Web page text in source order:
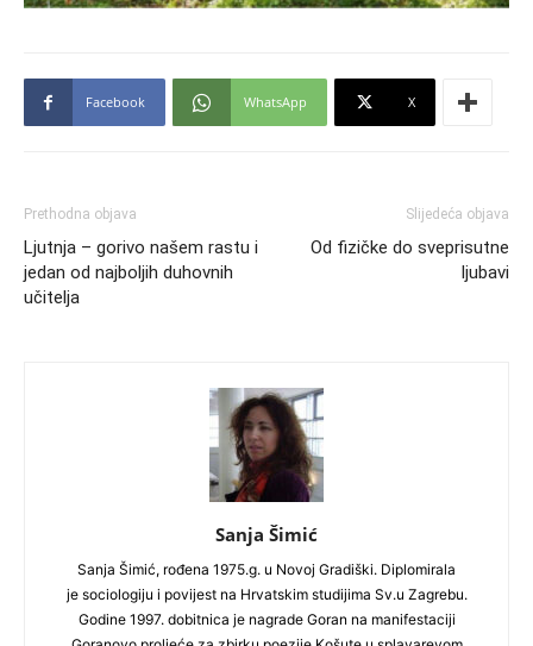
Facebook WhatsApp X
Prethodna objava
Ljutnja – gorivo našem rastu i
jedan od najboljih duhovnih
učitelja
Slijedeća objava
Od fizičke do sveprisutne
ljubavi
Sanja Šimić
Sanja Šimić, rođena 1975.g. u Novoj Gradiški. Diplomirala
je sociologiju i povijest na Hrvatskim studijima Sv.u Zagrebu.
Godine 1997. dobitnica je nagrade Goran na manifestaciji